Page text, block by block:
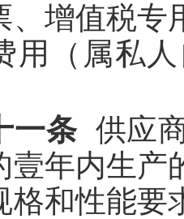
、增值税专
用（属私
一条 供应
壹年内生产
格和性能要